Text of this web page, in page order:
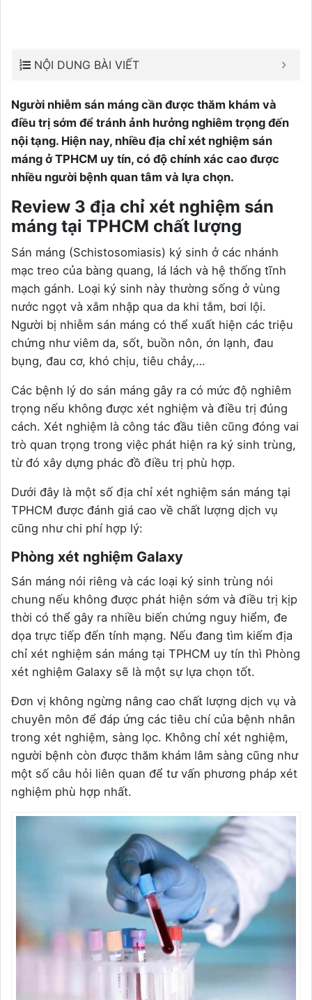
NỘI DUNG BÀI VIẾT
Người nhiễm sán máng cần được thăm khám và
điều trị sớm để tránh ảnh hưởng nghiêm trọng đến
nội tạng. Hiện nay, nhiều địa chỉ xét nghiệm sán
máng ở TPHCM uy tín, có độ chính xác cao được
nhiều người bệnh quan tâm và lựa chọn.
Review 3 địa chỉ xét nghiệm sán
máng tại TPHCM chất lượng
Sán máng (Schistosomiasis) ký sinh ở các nhánh
mạc treo của bàng quang, lá lách và hệ thống tĩnh
mạch gánh. Loại ký sinh này thường sống ở vùng
nước ngọt và xâm nhập qua da khi tắm, bơi lội.
Người bị nhiễm sán máng có thể xuất hiện các triệu
chứng như viêm da, sốt, buồn nôn, ớn lạnh, đau
bụng, đau cơ, khó chịu, tiêu chảy,…
Các bệnh lý do sán máng gây ra có mức độ nghiêm
trọng nếu không được xét nghiệm và điều trị đúng
cách. Xét nghiệm là công tác đầu tiên cũng đóng vai
trò quan trọng trong việc phát hiện ra ký sinh trùng,
từ đó xây dựng phác đồ điều trị phù hợp.
Dưới đây là một số địa chỉ xét nghiệm sán máng tại
TPHCM được đánh giá cao về chất lượng dịch vụ
cũng như chi phí hợp lý:
Phòng xét nghiệm Galaxy
Sán máng nói riêng và các loại ký sinh trùng nói
chung nếu không được phát hiện sớm và điều trị kịp
thời có thể gây ra nhiều biến chứng nguy hiểm, đe
dọa trực tiếp đến tính mạng. Nếu đang tìm kiếm địa
chỉ xét nghiệm sán máng tại TPHCM uy tín thì Phòng
xét nghiệm Galaxy sẽ là một sự lựa chọn tốt.
Đơn vị không ngừng nâng cao chất lượng dịch vụ và
chuyên môn để đáp ứng các tiêu chí của bệnh nhân
trong xét nghiệm, sàng lọc. Không chỉ xét nghiệm,
người bệnh còn được thăm khám lâm sàng cũng như
một số câu hỏi liên quan để tư vấn phương pháp xét
nghiệm phù hợp nhất.